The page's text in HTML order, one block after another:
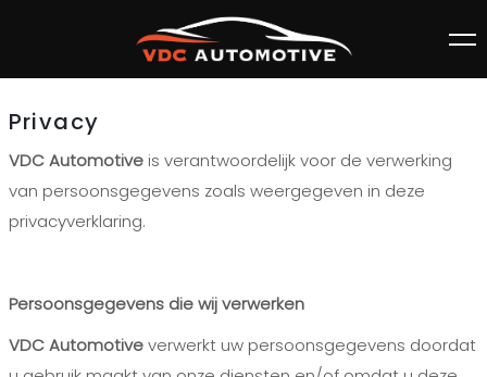
Privacy
VDC Automotiveis verantwoordelijk voor de verwerking
van persoonsgegevens zoals weergegeven in deze
privacyverklaring.
Persoonsgegevens die wij verwerken
VDC Automotiveverwerkt uw persoonsgegevens doordat